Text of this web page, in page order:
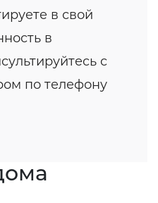
в свой
в
с
по телефону